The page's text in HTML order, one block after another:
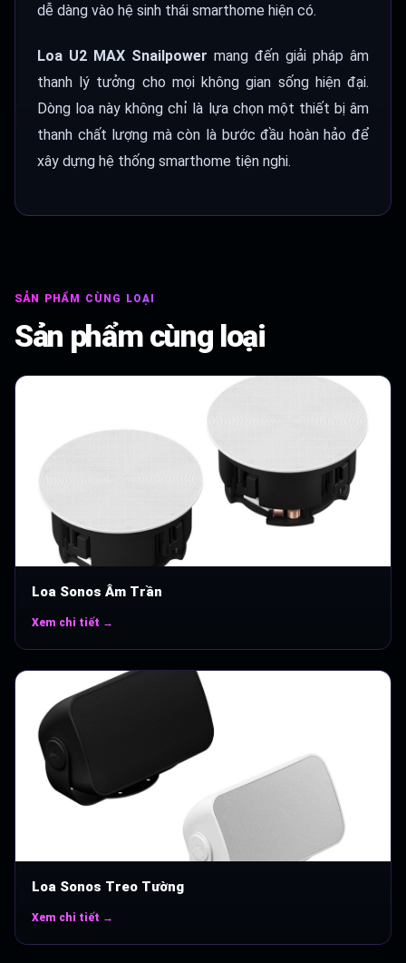
dễ dàng vào hệ sinh thái smarthome hiện có.
Loa U2 MAX Snailpower mang đến giải pháp âm
thanh lý tưởng cho mọi không gian sống hiện đại.
Dòng loa này không chỉ là lựa chọn một thiết bị âm
thanh chất lượng mà còn là bước đầu hoàn hảo để
xây dựng hệ thống smarthome tiện nghi.
SẢN PHẨM CÙNG LOẠI
Sản phẩm cùng loại
Loa Sonos Âm Trần
Xem chi tiết →
Loa Sonos Treo Tường
Xem chi tiết →